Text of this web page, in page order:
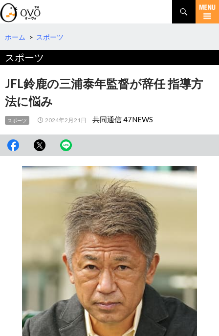
検
索
コ
テ
へ
動
ホーム > スポーツ
スポーツ
JFL鈴鹿の三浦泰年監督が辞任 指導方
法に悩み
スポーツ 2024年2月21日 共同通信 47NEWS